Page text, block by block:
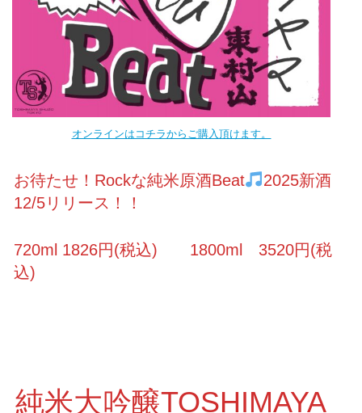
オンラインはコチラからご購入頂けます。
お待たせ！Rockな純米原酒Beat
2025新酒
12/5リリース！！
720ml 1826円(税込) 1800ml 3520円(税
込)
純米大吟醸TOSHIMAYA